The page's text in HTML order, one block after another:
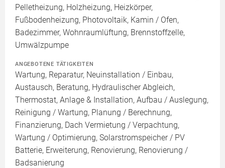
Pelletheizung, Holzheizung, Heizkörper,
Fußbodenheizung, Photovoltaik, Kamin / Ofen,
Badezimmer, Wohnraumlüftung, Brennstoffzelle,
Umwälzpumpe
ANGEBOTENE TÄTIGKEITEN
Wartung, Reparatur, Neuinstallation / Einbau,
Austausch, Beratung, Hydraulischer Abgleich,
Thermostat, Anlage & Installation, Aufbau / Auslegung,
Reinigung / Wartung, Planung / Berechnung,
Finanzierung, Dach Vermietung / Verpachtung,
Wartung / Optimierung, Solarstromspeicher / PV
Batterie, Erweiterung, Renovierung, Renovierung /
Badsanierung